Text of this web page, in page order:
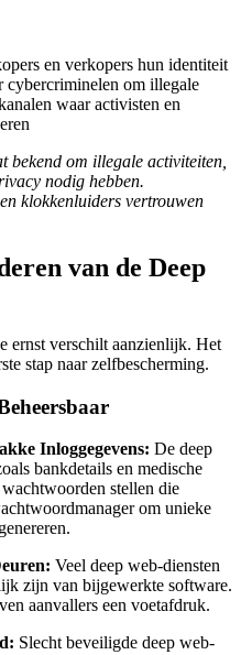
en verkopers hun identiteit
om illegale
waar activisten en
bekend om illegale activiteiten,
nodig hebben.
klokkenluiders vertrouwen
van de Deep
ernst verschilt aanzienlijk. Het
stap naar zelfbescherming.
Inloggegevens: De deep
bankdetails en medische
stellen die
om unieke
Veel deep web-diensten
zijn van bijgewerkte software.
aanvallers een voetafdruk.
Slecht beveiligde deep web-